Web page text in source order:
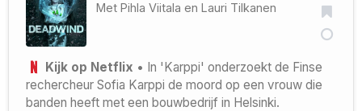
Met Pihla Viitala en Lauri Tilkanen
Kijk op Netflix • In 'Karppi' onderzoekt de Finse
rechercheur Sofia Karppi de moord op een vrouw die
banden heeft met een bouwbedrijf in Helsinki.